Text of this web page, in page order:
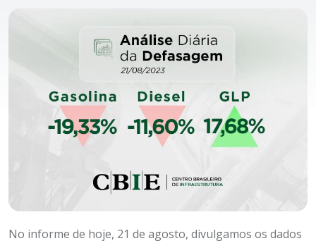
No informe de hoje, 21 de agosto, divulgamos os dados